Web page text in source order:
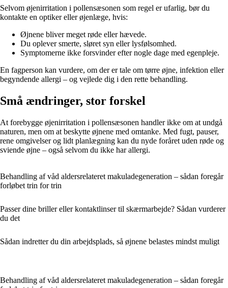
Selvom øjenirritation i pollensæsonen som regel er ufarlig, bør du
kontakte en optiker eller øjenlæge, hvis:
Øjnene bliver meget røde eller hævede.
Du oplever smerte, sløret syn eller lysfølsomhed.
Symptomerne ikke forsvinder efter nogle dage med egenpleje.
En fagperson kan vurdere, om der er tale om tørre øjne, infektion eller
begyndende allergi – og vejlede dig i den rette behandling.
Små ændringer, stor forskel
At forebygge øjenirritation i pollensæsonen handler ikke om at undgå
naturen, men om at beskytte øjnene med omtanke. Med fugt, pauser,
rene omgivelser og lidt planlægning kan du nyde foråret uden røde og
sviende øjne – også selvom du ikke har allergi.
Behandling af våd aldersrelateret makuladegeneration – sådan foregår
forløbet trin for trin
Passer dine briller eller kontaktlinser til skærmarbejde? Sådan vurderer
du det
Sådan indretter du din arbejdsplads, så øjnene belastes mindst muligt
Behandling af våd aldersrelateret makuladegeneration – sådan foregår